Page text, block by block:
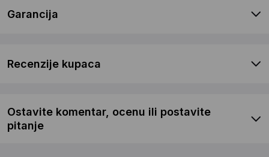
Garancija
Recenzije kupaca
Ostavite komentar, ocenu ili postavite
pitanje